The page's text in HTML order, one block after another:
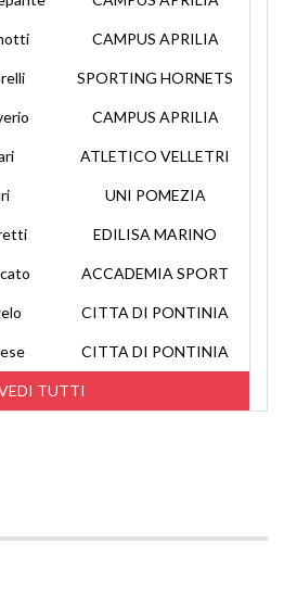
TUTTI
CAMPUS APRILIA
SPORTING HORNETS
CAMPUS APRILIA
ATLETICO VELLETRI
UNI POMEZIA
EDILISA MARINO
ACCADEMIA SPORT
CITTA DI PONTINIA
CITTA DI PONTINIA